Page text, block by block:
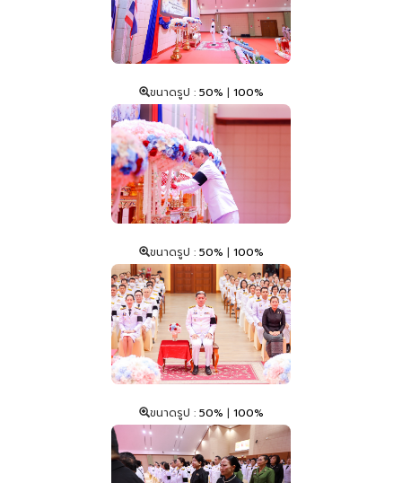
ขนาดรูป : 50% | 100%
ขนาดรูป : 50% | 100%
ขนาดรูป : 50% | 100%